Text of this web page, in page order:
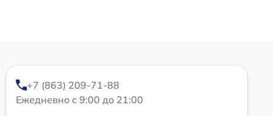
+7 (863) 209-71-88
Ежедневно с 9:00 до 21:00